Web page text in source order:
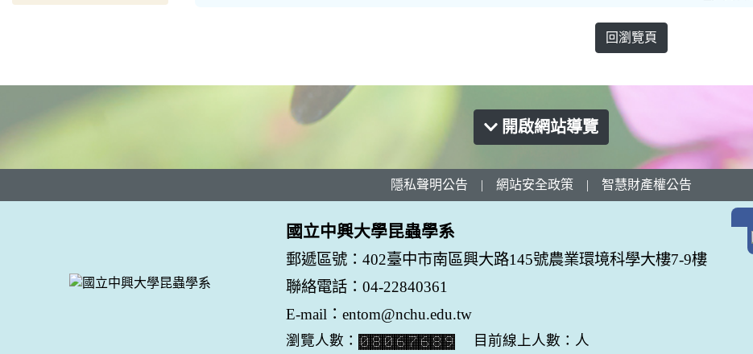
回瀏覽頁
開啟網站導覽
隱私聲明公告 | 網站安全政策 | 智慧財產權公告
國立中興大學昆蟲學系
郵遞區號：402臺中市南區興大路145號農業環境科學大樓7-9樓
聯絡電話：04-22840361
E-mail：entom@nchu.edu.tw
瀏覽人數： 目前線上人數：人